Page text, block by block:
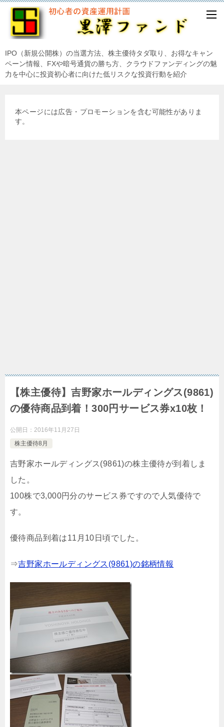
IPO（新規公開株）の当選方法、株主優待タダ取り、お得なキャン
ペーン情報、FXや暗号通貨の勝ち方、クラウドファンディングの魅
力を中心に投資初心者に向けた低リスクな投資行動を紹介
本ページには広告・プロモーションを含む可能性がありま
す。
【株主優待】吉野家ホールディングス(9861)
の優待商品到着！300円サービス券x10枚！
公開日： 2016年11月27日
株主優待8月
吉野家ホールディングス(9861)の株主優待が到着しま
した。
100株で3,000円分のサービス券ですので人気優待で
す。
優待商品到着は11月10日頃でした。
⇒吉野家ホールディングス(9861)の銘柄情報